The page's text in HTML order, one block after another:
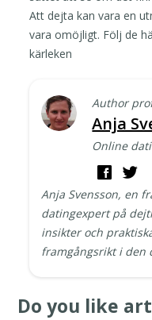
Att dejta kan vara en
vara omöjligt. Följ de
kärleken
Author
Anja
Online
Anja Svensson, en
datingexpert på
insikter och
framgångsrikt i den
Do you like